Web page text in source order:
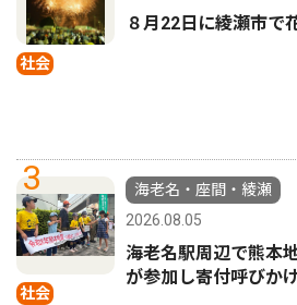
社会
８月22日に綾瀬市で
3
社会
海老名・座間・綾瀬
2026.08.05
海老名駅周辺で熊本
が参加し寄付呼びか